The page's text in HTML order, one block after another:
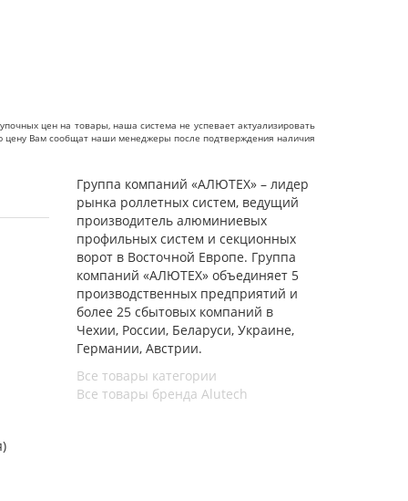
цен на товары, наша система не успевает актуализировать
Вам сообщат наши менеджеры после подтверждения наличия
Группа компаний «АЛЮТЕХ» – лидер
рынка роллетных систем, ведущий
производитель алюминиевых
профильных систем и секционных
ворот в Восточной Европе. Группа
компаний «АЛЮТЕХ» объединяет 5
производственных предприятий и
более 25 сбытовых компаний в
Чехии, России, Беларуси, Украине,
Германии, Австрии.
Все товары категории
Все товары бренда Alutech